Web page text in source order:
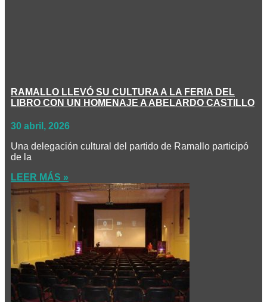
RAMALLO LLEVÓ SU CULTURA A LA FERIA DEL
LIBRO CON UN HOMENAJE A ABELARDO CASTILLO
30 abril, 2026
Una delegación cultural del partido de Ramallo participó
de la
LEER MÁS »